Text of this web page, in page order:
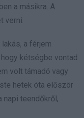
a másikra. A
verni.
a férjem
hogy kétségbe vontad
volt támadó vagy
hetek óta először
napi teendőkről,